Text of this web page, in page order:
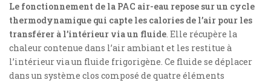
Le fonctionnement de la PAC air-eau repose sur un cycle
thermodynamique qui capte les calories de l’air pour les
transférer à l’intérieur via un fluide. Elle récupère la
chaleur contenue dans l’air ambiant et les restitue à
l’intérieur via un fluide frigorigène. Ce fluide se déplacer
dans un système clos composé de quatre éléments